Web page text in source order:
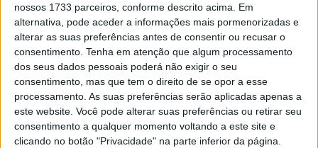
nossos 1733 parceiros, conforme descrito acima. Em
alternativa, pode aceder a informações mais pormenorizadas e
alterar as suas preferências antes de consentir ou recusar o
consentimento. Tenha em atenção que algum processamento
dos seus dados pessoais poderá não exigir o seu
consentimento, mas que tem o direito de se opor a esse
processamento. As suas preferências serão aplicadas apenas a
este website. Você pode alterar suas preferências ou retirar seu
consentimento a qualquer momento voltando a este site e
clicando no botão "Privacidade" na parte inferior da página.
Estava constantemente descontente com o progresso
das suas motos e até se queixou publicamente de que a
fábrica não ouvia o seu feedback sobre como melhorar
as suas motos e dar-lhe o que precisava para vencer.